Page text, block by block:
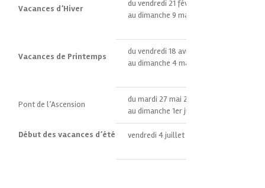
Vacances d’Hiver
du vendredi 21 février 2025 après la
au dimanche 9 mars 2025
Vacances de Printemps
du vendredi 18 avril 2025 après la classe
au dimanche 4 mai 2025
Pont de l’Ascension
du mardi 27 mai 2025 après la classe
au dimanche 1er juin 2025
Début des vacances d’été vendredi 4 juillet 2025 après la classe